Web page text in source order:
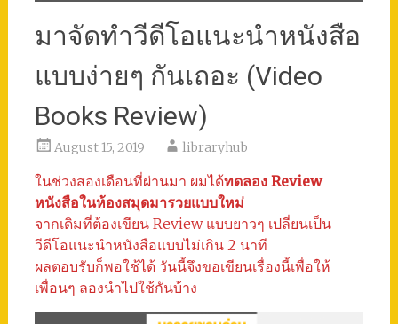
มาจัดทำวีดีโอแนะนำหนังสือ
แบบง่ายๆ กันเถอะ (Video
Books Review)
August 15, 2019 libraryhub
ในช่วงสองเดือนที่ผ่านมา ผมได้ทดลอง Review
หนังสือในห้องสมุดมารวยแบบใหม่
จากเดิมที่ต้องเขียน Review แบบยาวๆ เปลี่ยนเป็น
วีดีโอแนะนำหนังสือแบบไม่เกิน 2 นาที
ผลตอบรับก็พอใช้ได้ วันนี้จึงขอเขียนเรื่องนี้เพื่อให้
เพื่อนๆ ลองนำไปใช้กันบ้าง